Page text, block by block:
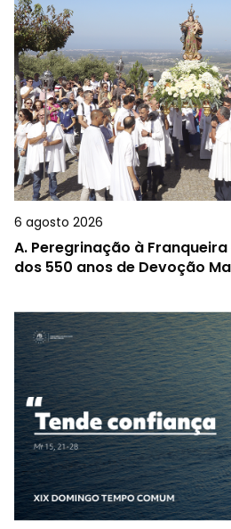
6 agosto 2026
A. Peregrinação à
dos 550 anos de Devoção